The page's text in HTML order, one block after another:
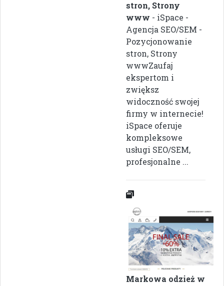
stron, Strony
www - iSpace -
Agencja SEO/SEM -
Pozycjonowanie
stron, Strony
wwwZaufaj
ekspertom i
zwiększ
widoczność swojej
firmy w internecie!
iSpace oferuje
kompleksowe
usługi SEO/SEM,
profesjonalne ...
Markowa odzież w